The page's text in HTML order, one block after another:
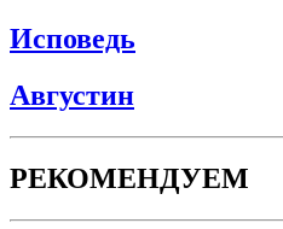
Исповедь
Августин
РЕКОМЕНДУЕМ